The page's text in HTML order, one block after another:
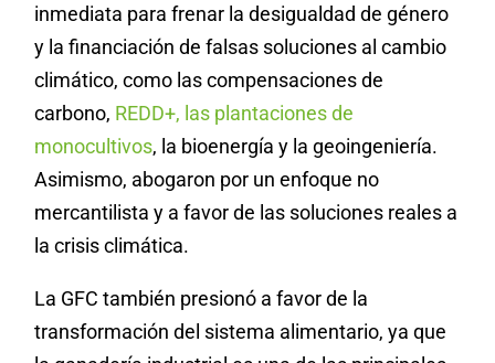
inmediata para frenar la desigualdad de género
y la financiación de falsas soluciones al cambio
climático, como las compensaciones de
carbono, REDD+, las plantaciones de
monocultivos, la bioenergía y la geoingeniería.
Asimismo, abogaron por un enfoque no
mercantilista y a favor de las soluciones reales a
la crisis climática.
La GFC también presionó a favor de la
transformación del sistema alimentario, ya que